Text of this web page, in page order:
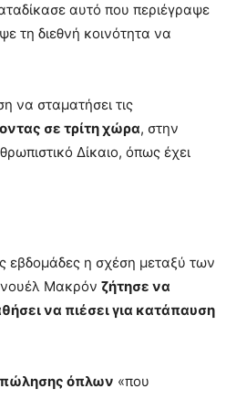
αυτό που περιέγραψε
τη διεθνή κοινότητα να
να σταματήσει τις
σε τρίτη χώρα, στην
Δίκαιο, όπως έχει
εβδομάδες η σχέση μεταξύ των
Μακρόν ζήτησε να
να πιέσει για κατάπαυση
πώλησης όπλων «που